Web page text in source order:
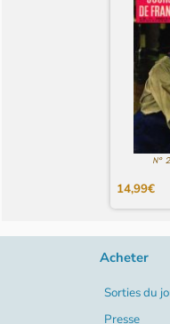
N°
14,99€
Acheter
Sorties du
Presse